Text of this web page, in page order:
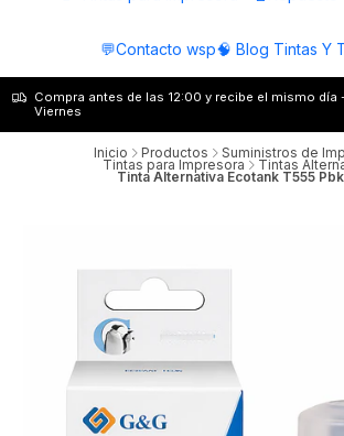
💬Contacto wsp🧠 Blog Tintas Y
Compra antes de las 12:00 y recibe el mismo día
Viernes
Inicio Productos Suministros de
Tintas para Impresora Tintas
Tinta Alternativa Ecotank T555